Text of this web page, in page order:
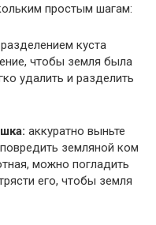
простым шагам:
куста
чтобы земля была
удалить и разделить
аккуратно выньте
земляной ком
можно погладить
его, чтобы земля